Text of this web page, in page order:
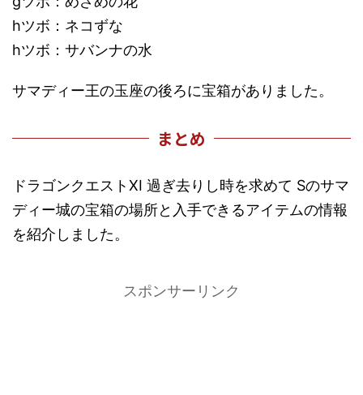
hツボ：ネコずな
hツボ：サバンナの水
サマディー王の玉座の後ろに宝箱がありました。
まとめ
ドラゴンクエストXI 過ぎ去りし時を求めて Sのサマ
ディー城の宝箱の場所と入手できるアイテムの情報
を紹介しました。
スポンサーリンク